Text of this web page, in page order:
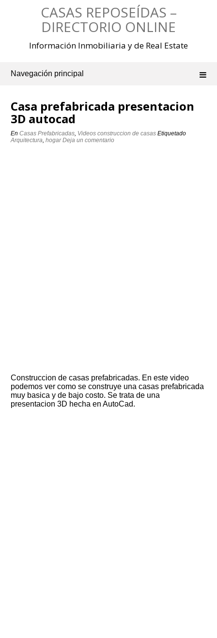
CASAS REPOSEÍDAS –
DIRECTORIO ONLINE
Información Inmobiliaria y de Real Estate
Navegación principal
Casa prefabricada presentacion
3D autocad
EnCasas Prefabricadas, Videos construccion de casas Etiquetado
Arquitectura,hogar Deja un comentario
Construccion de casas prefabricadas. En este video
podemos ver como se construye una casas prefabricada
muy basica y de bajo costo. Se trata de una
presentacion 3D hecha en AutoCad.